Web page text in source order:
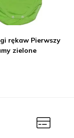
rękaw Pierwszy
zielone